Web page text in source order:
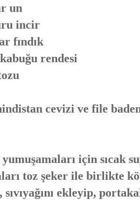
un
incir
fındık
rendesi
cevizi ve file
için sıcak
toz şeker ile birlikte
sıvıyağını ekleyip,